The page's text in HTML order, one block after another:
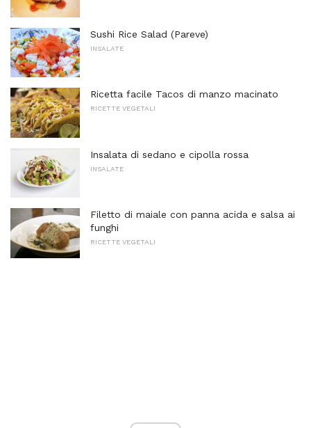
Sushi Rice Salad (Pareve)
INSALATE
Ricetta facile Tacos di manzo macinato
RICETTE VEGETALI
Insalata di sedano e cipolla rossa
INSALATE
Filetto di maiale con panna acida e salsa ai
funghi
RICETTE VEGETALI